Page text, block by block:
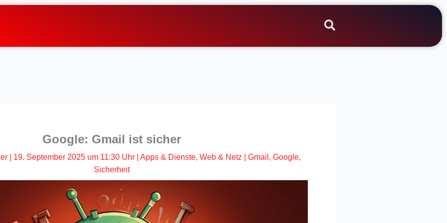
Google: Gmail ist sicher
19. September 2025 um 11:30 Uhr| Apps & Dienste, Web & Netz Gmail , Google,
Sicherheit